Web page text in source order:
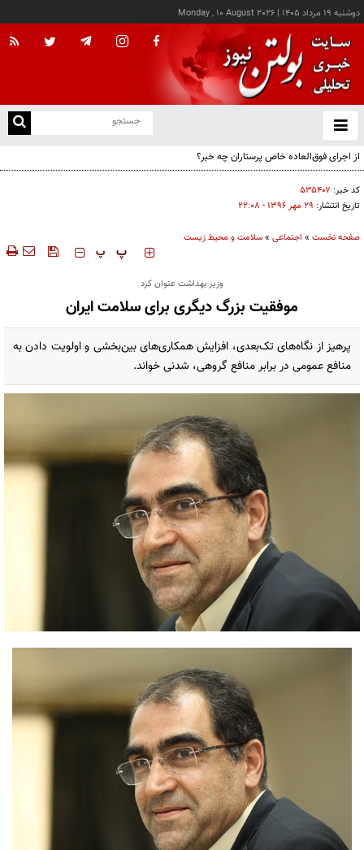
دوشنبه ۱۹ مرداد ۱۴۰۵ |
Monday , 10 August 2026
باز
و
کد خبر: ۵۳۵۴۰۷
تاریخ انتشار: ۲۹ مهر ۱۳۹۶ - ۲۲:۰۸
صفحه نخست » اجتماعی »سلامت و محیط زیست
‍‍‍ پ پ
وزیر بهداشت عنوان کرد
موفقیت بزرگ دیگری برای سلامت ایران
پرهیز از نگاه‌های تک‌بعدی، افزایش همکاری‌های بین‌بخشی و اولویت دادن به
منافع عمومی در برابر منافع گروهی، شدنی خواند.